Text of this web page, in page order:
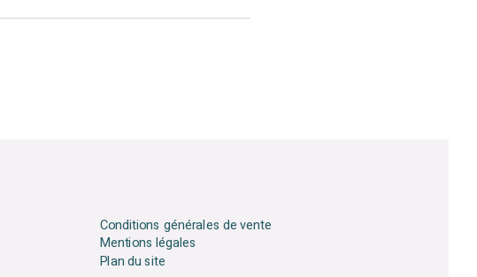
Conditions générales de vente
Mentions légales
Plan du site